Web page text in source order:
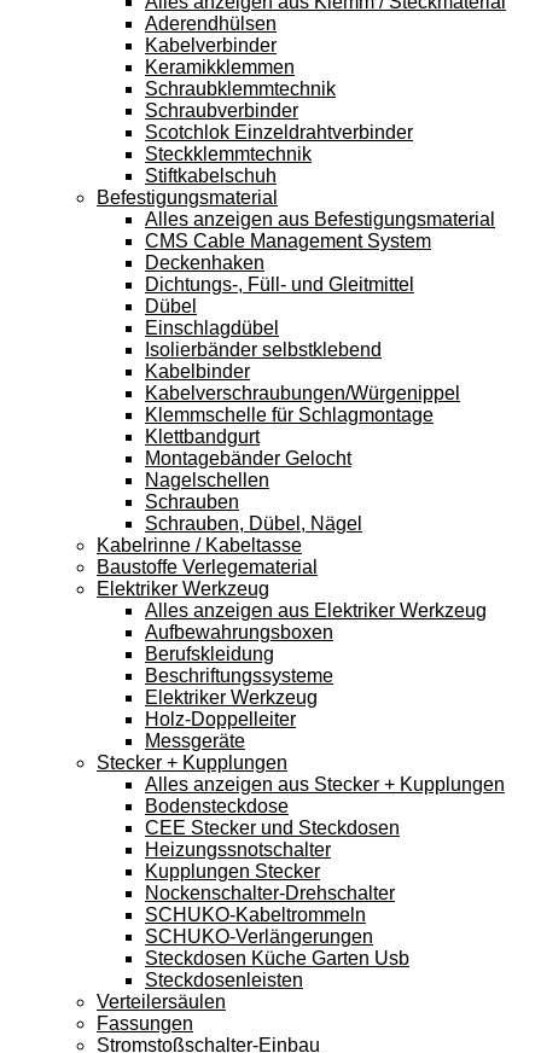
Aderendhülsen
Kabelverbinder
Keramikklemmen
Schraubklemmtechnik
Schraubverbinder
Scotchlok Einzeldrahtverbinder
Steckklemmtechnik
Stiftkabelschuh
Befestigungsmaterial
Alles anzeigen aus Befestigungsmaterial
CMS Cable Management System
Deckenhaken
Dichtungs-, Füll- und Gleitmittel
Dübel
Einschlagdübel
Isolierbänder selbstklebend
Kabelbinder
Kabelverschraubungen/Würgenippel
Klemmschelle für Schlagmontage
Klettbandgurt
Montagebänder Gelocht
Nagelschellen
Schrauben
Schrauben, Dübel, Nägel
Kabelrinne / Kabeltasse
Baustoffe Verlegematerial
Elektriker Werkzeug
Alles anzeigen aus Elektriker Werkzeug
Aufbewahrungsboxen
Berufskleidung
Beschriftungssysteme
Elektriker Werkzeug
Holz-Doppelleiter
Messgeräte
Stecker + Kupplungen
Alles anzeigen aus Stecker + Kupplungen
Bodensteckdose
CEE Stecker und Steckdosen
Heizungssnotschalter
Kupplungen Stecker
Nockenschalter-Drehschalter
SCHUKO-Kabeltrommeln
SCHUKO-Verlängerungen
Steckdosen Küche Garten Usb
Steckdosenleisten
Verteilersäulen
Fassungen
Stromstoßschalter-Einbau